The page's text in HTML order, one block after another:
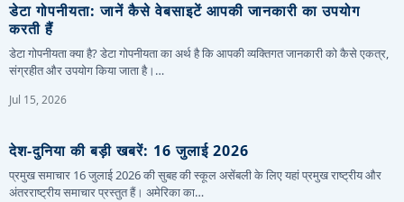
डेटा गोपनीयता: जानें कैसे वेबसाइटें आपकी जानकारी का उपयोग
करती हैं
डेटा गोपनीयता क्या है? डेटा गोपनीयता का अर्थ है कि आपकी व्यक्तिगत जानकारी को कैसे एकत्र,
संग्रहीत और उपयोग किया जाता है।…
Jul 15, 2026
देश-दुनिया की बड़ी खबरें: 16 जुलाई 2026
प्रमुख समाचार 16 जुलाई 2026 की सुबह की स्कूल असेंबली के लिए यहां प्रमुख राष्ट्रीय और
अंतरराष्ट्रीय समाचार प्रस्तुत हैं। अमेरिका का…